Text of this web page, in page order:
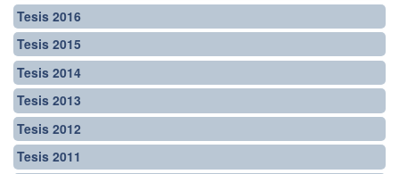
Tesis 2016
Tesis 2015
Tesis 2014
Tesis 2013
Tesis 2012
Tesis 2011